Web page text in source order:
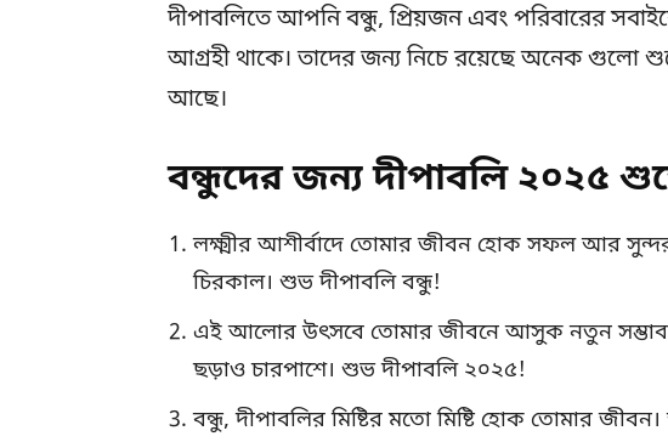
দীপাবলিতে আপনি বন্ধু, প্রিয়জন এবং পরিবারের
আগ্রহী থাকে। তাদের জন্য নিচে রয়েছে অনেক গুলো
আছে।
বন্ধুদের জন্য দীপাবলি ২০২৫
লক্ষ্মীর আশীর্বাদে তোমার জীবন হোক সফল আর
চিরকাল। শুভ দীপাবলি বন্ধু!
এই আলোর উৎসবে তোমার জীবনে আসুক নতুন
ছড়াও চারপাশে। শুভ দীপাবলি ২০২৫!
বন্ধু, দীপাবলির মিষ্টির মতো মিষ্টি হোক তোমার